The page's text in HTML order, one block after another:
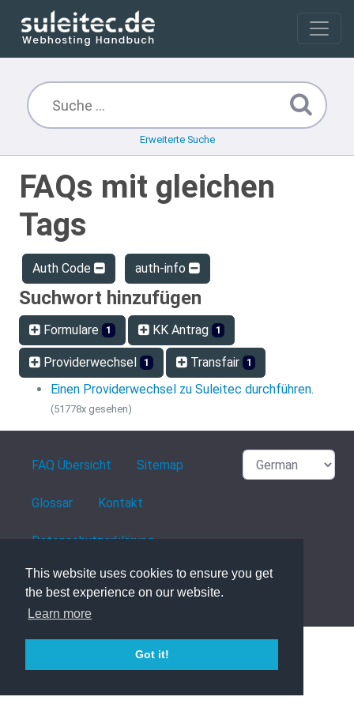
This website uses cookies to ensure you get
the best experience on our website.
Learn more
Got it!
Erweiterte Suche
FAQs mit gleichen
Tags
Auth Code auth-info
Suchwort hinzufügen
Formulare 1 KK Antrag 1
Providerwechsel 1 Transfair 1
Einen Providerwechsel zu Suleitec durchführen.
(51778x gesehen)
FAQ Übersicht Sitemap
Glossar Kontakt
Datenschutzerklärung